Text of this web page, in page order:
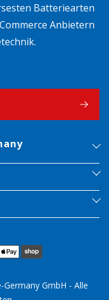
Batteriearten
Anbietern
GmbH - Alle